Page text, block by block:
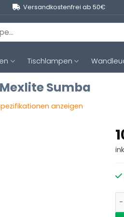
Versandkostenfrei ab 50€
Tischlampen
Sumba
anzeigen